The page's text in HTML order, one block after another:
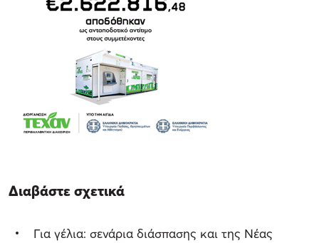
Διαβάστε σχετικά
Για γέλια: σενάρια διάσπασης και της Νέας